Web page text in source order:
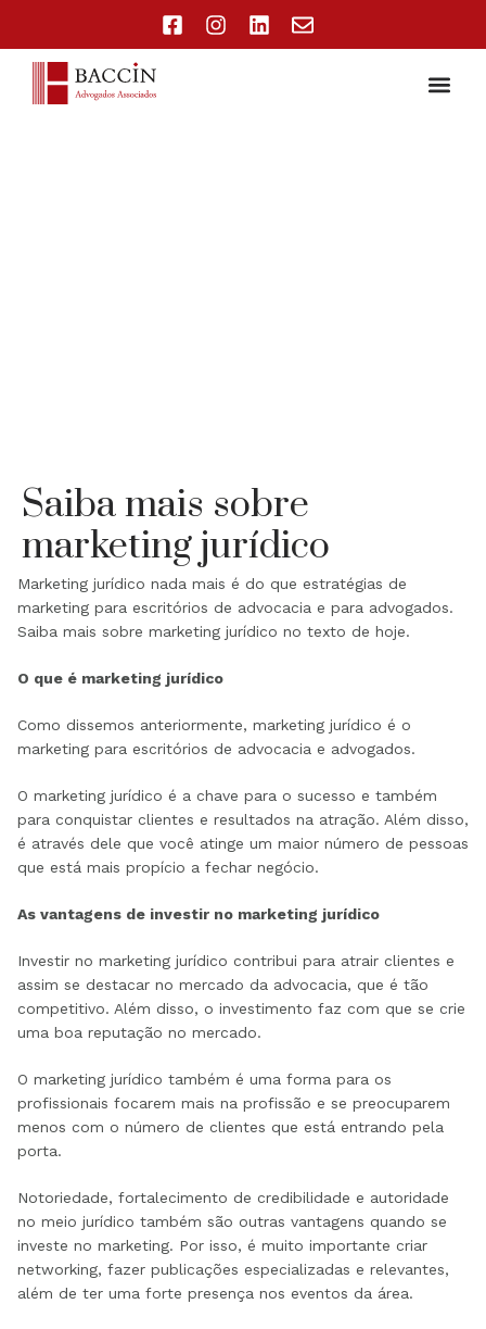
Saiba mais sobre
marketing jurídico
Marketing jurídico nada mais é do que estratégias de
marketing para escritórios de advocacia e para advogados.
Saiba mais sobre marketing jurídico no texto de hoje.
O que é marketing jurídico
Como dissemos anteriormente, marketing jurídico é o
marketing para escritórios de advocacia e advogados.
O marketing jurídico é a chave para o sucesso e também
para conquistar clientes e resultados na atração. Além disso,
é através dele que você atinge um maior número de pessoas
que está mais propício a fechar negócio.
As vantagens de investir no marketing jurídico
Investir no marketing jurídico contribui para atrair clientes e
assim se destacar no mercado da advocacia, que é tão
competitivo. Além disso, o investimento faz com que se crie
uma boa reputação no mercado.
O marketing jurídico também é uma forma para os
profissionais focarem mais na profissão e se preocuparem
menos com o número de clientes que está entrando pela
porta.
Notoriedade, fortalecimento de credibilidade e autoridade
no meio jurídico também são outras vantagens quando se
investe no marketing. Por isso, é muito importante criar
networking, fazer publicações especializadas e relevantes,
além de ter uma forte presença nos eventos da área.